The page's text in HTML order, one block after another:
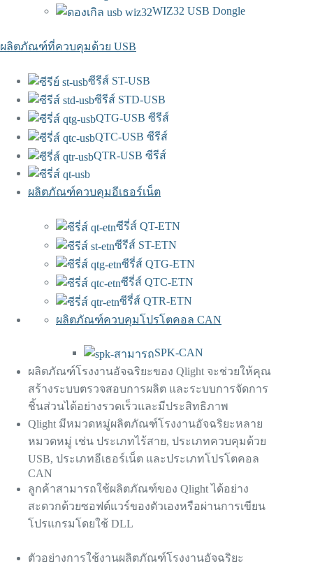
WIZ32 USB Dongle
ผลิตภัณฑ์ที่ควบคุมด้วย USB
ซีรีส์ ST-USB
ซีรีส์ STD-USB
QTG-USB ซีรีส์
QTC-USB ซีรีส์
QTR-USB ซีรีส์
ผลิตภัณฑ์ควบคุมอีเธอร์เน็ต
ซีรี่ส์ QT-ETN
ซีรีส์ ST-ETN
ซีรี่ส์ QTG-ETN
ซีรี่ส์ QTC-ETN
ซีรี่ส์ QTR-ETN
ผลิตภัณฑ์ควบคุมโปรโตคอล CAN
SPK-CAN
ผลิตภัณฑ์โรงงานอัจฉริยะของ Qlight จะช่วยให้คุณ
สร้างระบบตรวจสอบการผลิต และระบบการจัดการ
ชิ้นส่วนได้อย่างรวดเร็วและมีประสิทธิภาพ
Qlight มีหมวดหมู่ผลิตภัณฑ์โรงงานอัจฉริยะหลาย
หมวดหมู่ เช่น ประเภทไร้สาย, ประเภทควบคุมด้วย
USB, ประเภทอีเธอร์เน็ต และประเภทโปรโตคอล
CAN
ลูกค้าสามารถใช้ผลิตภัณฑ์ของ Qlight ได้อย่าง
สะดวกด้วยซอฟต์แวร์ของตัวเองหรือผ่านการเขียน
โปรแกรมโดยใช้ DLL
ตัวอย่างการใช้งานผลิตภัณฑ์โรงงานอัจฉริยะ